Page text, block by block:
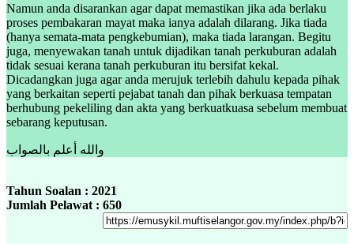
Namun anda disarankan agar dapat memastikan jika ada berlaku
proses pembakaran mayat maka ianya adalah dilarang. Jika tiada
(hanya semata-mata pengkebumian), maka tiada larangan. Begitu
juga, menyewakan tanah untuk dijadikan tanah perkuburan adalah
tidak sesuai kerana tanah perkuburan itu bersifat kekal.
Dicadangkan juga agar anda merujuk terlebih dahulu kepada pihak
yang berkaitan seperti pejabat tanah dan pihak berkuasa tempatan
berhubung pekeliling dan akta yang berkuatkuasa sebelum membuat
sebarang keputusan.
والله أعلم بالصواب
Tahun Soalan : 2021
Jumlah Pelawat : 650